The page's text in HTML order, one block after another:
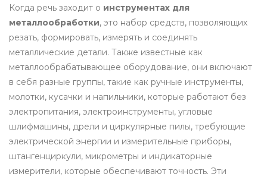
Когда речь заходит о инструментах для
металлообработки, это набор средств, позволяющих
резать, формировать, измерять и соединять
металлические детали. Также известные как
металлообрабатывающее оборудование, они включают
в себя разные группы, такие как ручные инструменты,
молотки, кусачки и напильники, которые работают без
электропитания, электроинструменты, угловые
шлифмашины, дрели и циркулярные пилы, требующие
электрической энергии и измерительные приборы,
штангенциркули, микрометры и индикаторные
измерители, которые обеспечивают точность. Эти